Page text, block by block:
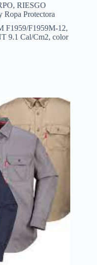
, RIESGO
Ropa Protectora
F1959/F1959M-12,
9.1 Cal/Cm2, color